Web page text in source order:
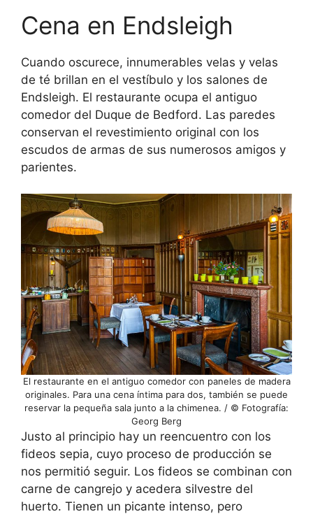
Cena en Endsleigh
Cuando oscurece, innumerables velas y velas
de té brillan en el vestíbulo y los salones de
Endsleigh. El restaurante ocupa el antiguo
comedor del Duque de Bedford. Las paredes
conservan el revestimiento original con los
escudos de armas de sus numerosos amigos y
parientes.
El restaurante en el antiguo comedor con paneles de madera
originales. Para una cena íntima para dos, también se puede
reservar la pequeña sala junto a la chimenea. / © Fotografía:
Georg Berg
Justo al principio hay un reencuentro con los
fideos sepia, cuyo proceso de producción se
nos permitió seguir. Los fideos se combinan con
carne de cangrejo y acedera silvestre del
huerto. Tienen un picante intenso, pero